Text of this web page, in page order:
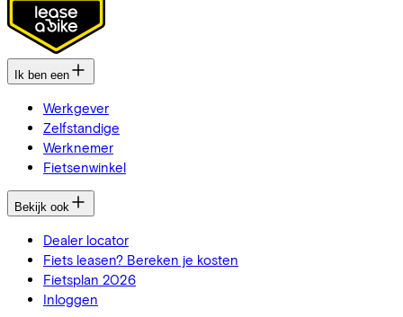
Ik ben een
Werkgever
Zelfstandige
Werknemer
Fietsenwinkel
Bekijk ook
Dealer locator
Fiets leasen? Bereken je kosten
Fietsplan 2026
Inloggen